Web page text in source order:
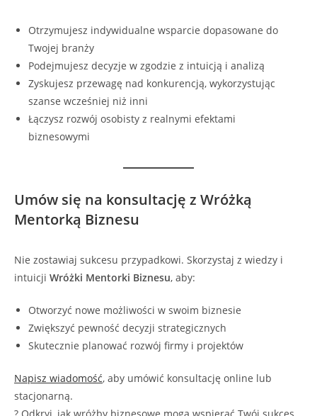
Otrzymujesz indywidualne wsparcie dopasowane do
Twojej branży
Podejmujesz decyzje w zgodzie z intuicją i analizą
Zyskujesz przewagę nad konkurencją, wykorzystując
szanse wcześniej niż inni
Łączysz rozwój osobisty z realnymi efektami
biznesowymi
Umów się na konsultację z Wróżką
Mentorką Biznesu
Nie zostawiaj sukcesu przypadkowi. Skorzystaj z wiedzy i
intuicji Wróżki Mentorki Biznesu, aby:
Otworzyć nowe możliwości w swoim biznesie
Zwiększyć pewność decyzji strategicznych
Skutecznie planować rozwój firmy i projektów
Napisz wiadomość, aby umówić konsultację online lub
stacjonarną.